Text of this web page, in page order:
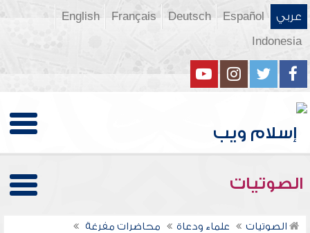
عربي Español
Deutsch
Français
English
Indonesia
الصوتيات
الصوتيات علماء ودعاة
محاضرات مفرغة